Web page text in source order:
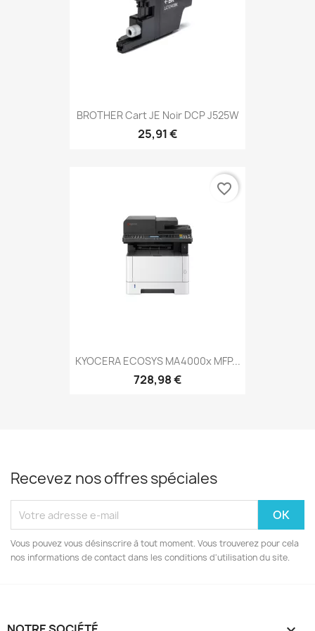
BROTHER Cart JE Noir DCP J525W
25,91 €
KYOCERA ECOSYS MA4000x MFP...
728,98 €
favorite_border
Recevez nos offres spéciales
Vous pouvez vous désinscrire à tout moment. Vous trouverez pour cela
nos informations de contact dans les conditions d'utilisation du site.